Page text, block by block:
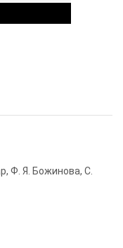
Video
Ф. Я. Божинова, С.